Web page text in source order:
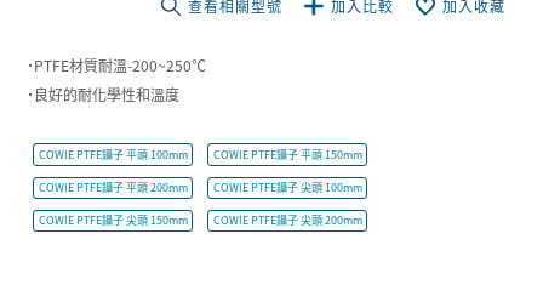
查看相關型號 加入比較 加入收藏
˙PTFE材質耐溫-200~250℃
˙良好的耐化學性和溫度
COWIE PTFE鑷子 平頭 100mm COWIE PTFE鑷子 平頭 150mm
COWIE PTFE鑷子 平頭 200mm COWIE PTFE鑷子 尖頭 100mm
COWIE PTFE鑷子 尖頭 150mm COWIE PTFE鑷子 尖頭 200mm